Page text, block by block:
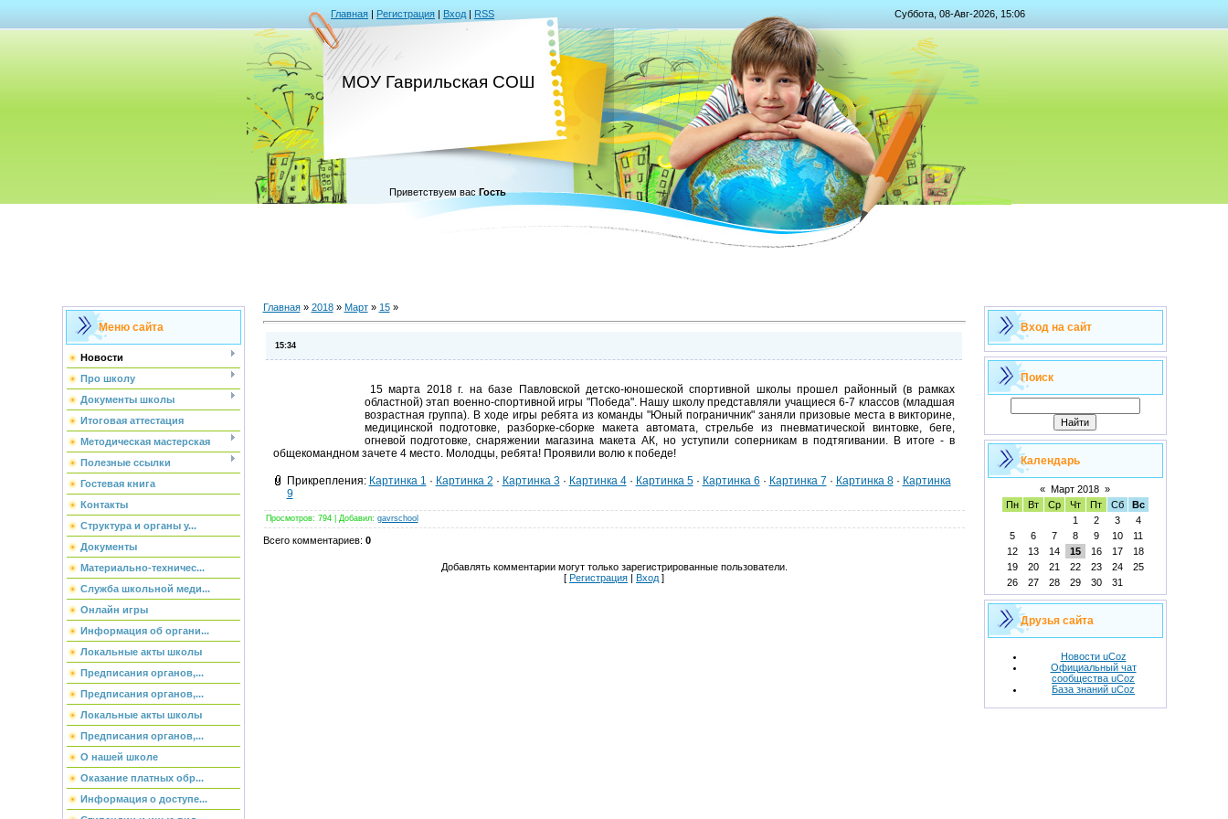
Главная | Регистрация | Вход | RSS Суббота, 08-Авг-2026, 15:06
МОУ Гаврильская СОШ
Приветствуем вас Гость
Меню сайта
Новости
Про школу
Документы школы
Итоговая аттестация
Методическая мастерская
Полезные ссылки
Гостевая книга
Контакты
Структура и органы у...
Документы
Материально-техничес...
Служба школьной меди...
Онлайн игры
Информация об органи...
Локальные акты школы
Предписания органов,...
Предписания органов,...
Локальные акты школы
Предписания органов,...
О нашей школе
Оказание платных обр...
Информация о доступе...
Главная » 2018 » Март » 15 »
15:34
15 марта 2018 г. на базе Павловской детско-юношеской спортивной школы прошел районный (в рамках
областной) этап военно-спортивной игры "Победа". Нашу школу представляли учащиеся 6-7 классов (младшая
возрастная группа). В ходе игры ребята из команды "Юный пограничник" заняли призовые места в викторине,
медицинской подготовке, разборке-сборке макета автомата, стрельбе из пневматической винтовке, беге,
огневой подготовке, снаряжении магазина макета АК, но уступили соперникам в подтягивании. В итоге - в
общекомандном зачете 4 место. Молодцы, ребята! Проявили волю к победе!
Прикрепления: Картинка 1 · Картинка 2 · Картинка 3· Картинка 4· Картинка 5· Картинка 6 · Картинка 7 · Картинка 8· Картинка
9
Просмотров: 794| Добавил: gavrschool
Всего комментариев: 0
Добавлять комментарии могут только зарегистрированные пользователи.
[ Регистрация | Вход ]
Вход на сайт
Поиск
Календарь
« Март 2018 »
Пн
Вт Ср Чт Пт Сб
Вс
1
2 3
4
5
6 7 8 9 10
11
12
13 14 15 16 17
18
19
20 21 22 23 24
25
26
27 28 29 30 31
Друзья сайта
Новости uCoz
Официальный чат
сообщества uCoz
База знаний uCoz